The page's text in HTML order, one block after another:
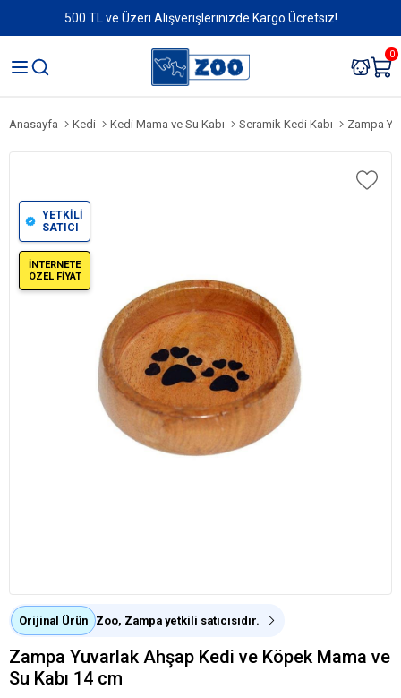
500 TL ve Üzeri Alışverişlerinizde Kargo Ücretsiz!
0
Anasayfa Kedi Kedi Mama ve Su Kabı Seramik Kedi Kabı Zampa
YETKİLİ
SATICI
İNTERNETE
ÖZEL FİYAT
Orijinal Ürün Zoo, Zampa yetkili satıcısıdır.
Zampa Yuvarlak Ahşap Kedi ve Köpek Mama ve
Su Kabı 14 cm